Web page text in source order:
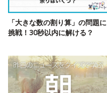
「大きな数の割り算」の問題に
挑戦！30秒以内に解ける？